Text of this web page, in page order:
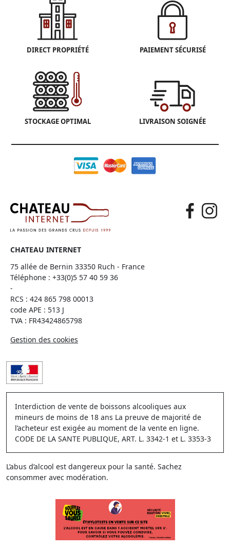
DIRECT PROPRIÉTÉ PAIEMENT SÉCURISÉ
STOCKAGE OPTIMAL LIVRAISON SOIGNÉE
CHATEAU INTERNET
75 allée de Bernin 33350 Ruch - France
Téléphone : +33(0)5 57 40 59 36
-
RCS : 424 865 798 00013
code APE : 513 J
TVA : FR43424865798
Gestion des cookies
Interdiction de vente de boissons alcooliques aux
mineurs de moins de 18 ans La preuve de majorité de
l’acheteur est exigée au moment de la vente en ligne.
CODE DE LA SANTE PUBLIQUE, ART. L. 3342-1 et L. 3353-3
L’abus d’alcool est dangereux pour la santé. Sachez
consommer avec modération.